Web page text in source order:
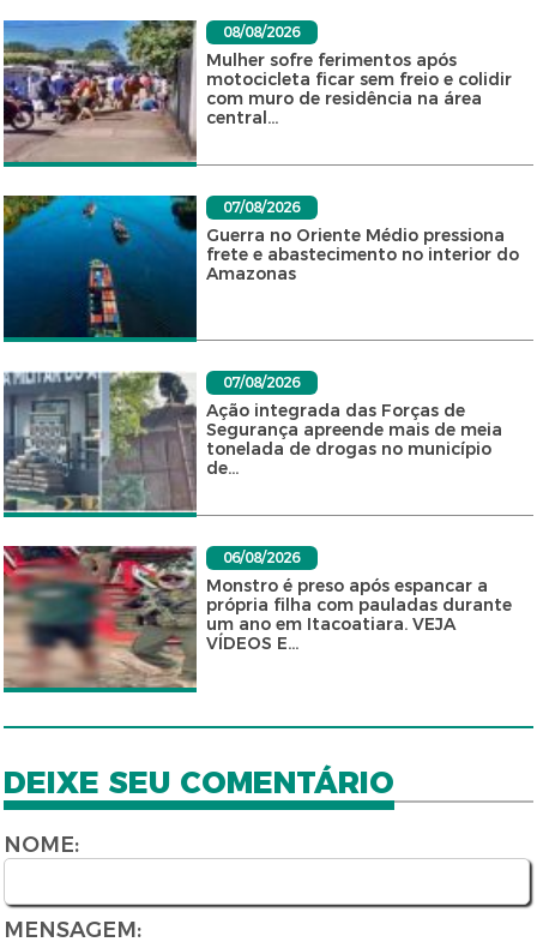
08/08/2026
Mulher sofre ferimentos após
motocicleta ficar sem freio e colidir
com muro de residência na área
central...
07/08/2026
Guerra no Oriente Médio pressiona
frete e abastecimento no interior do
Amazonas
07/08/2026
Ação integrada das Forças de
Segurança apreende mais de meia
tonelada de drogas no município
de...
06/08/2026
Monstro é preso após espancar a
própria filha com pauladas durante
um ano em Itacoatiara. VEJA
VÍDEOS E...
DEIXE SEU COMENTÁRIO
NOME:
MENSAGEM: